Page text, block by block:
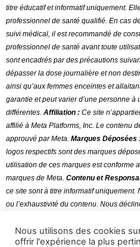
titre éducatif et informatif uniquement.
professionnel de santé qualifié. En cas
suivi médical, il est recommandé de
professionnel de santé avant toute
sont encadrés par des précautions
dépasser la dose journalière et non
ainsi qu’aux femmes enceintes et
garantie et peut varier d’une personne
différentes. Affiliation : Ce site
affilié à Meta Platforms, Inc. Le contenu
approuvé par Meta. Marques Déposées
logos respectifs sont des marques
utilisation de ces marques est conforme
marques de Meta. Contenu et
ce site sont à titre informatif uniquement.
ou l’exhaustivité du contenu. Nous
Nous utilisons des cookies
offrir l'expérience la plus